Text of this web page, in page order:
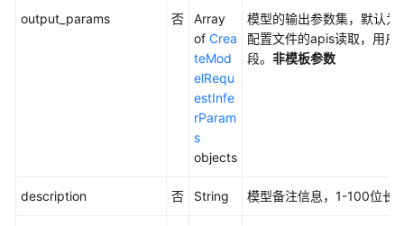
专
力
output_params 否
Array
of Crea
teMod
elRequ
estInfe
rParam
s
objects
模型的输出参数集，默认
配置文件的apis读取，用户
段。 非模板参数
description 否 String 模型备注信息，1-100位长